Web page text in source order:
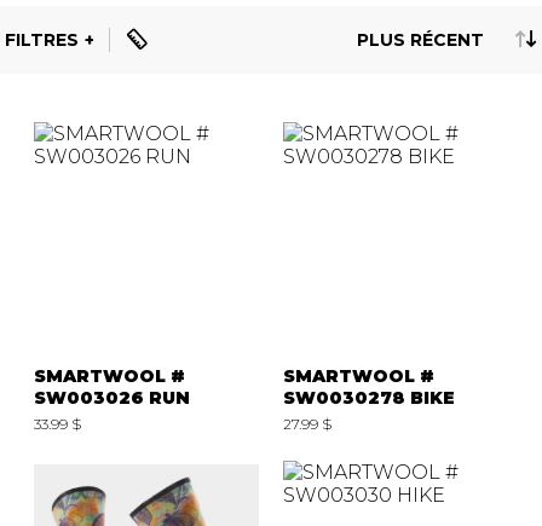
FILTRES
SMARTWOOL #
SW003026 RUN
33.99 $
SMARTWOOL #
SW0030278 BIKE
27.99 $